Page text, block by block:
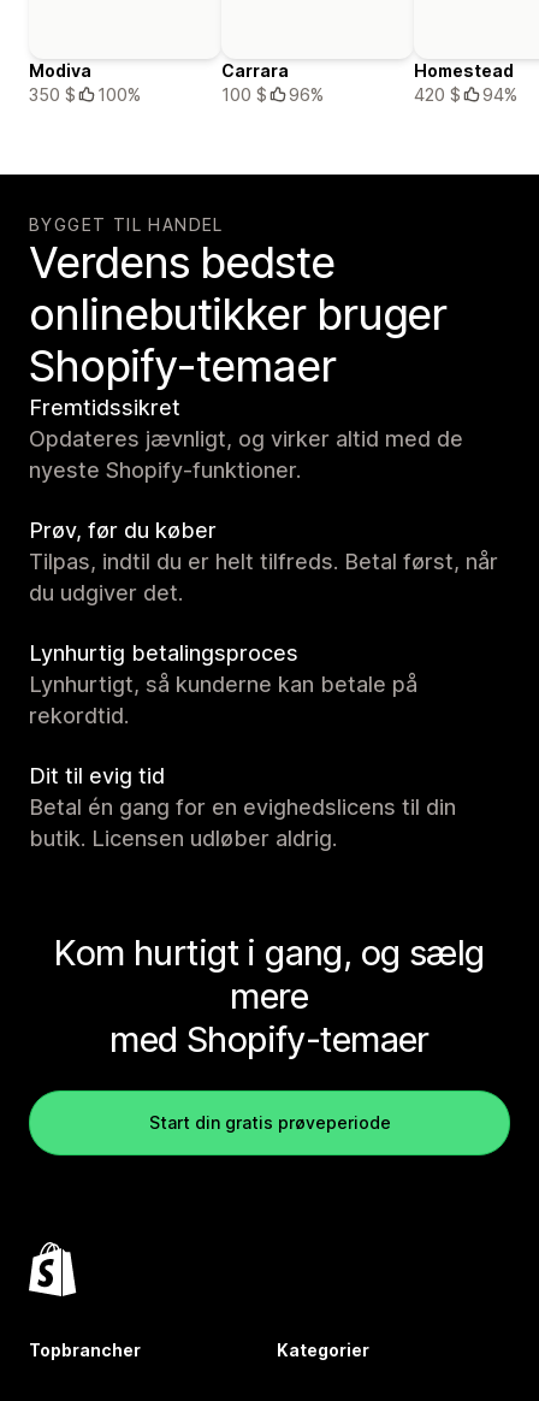
Modiva
350 $
100%
Carrara
100 $
96%
Homestead
420 $
94%
BYGGET TIL HANDEL
Verdens bedste
onlinebutikker bruger
Shopify-temaer
Fremtidssikret
Opdateres jævnligt, og virker altid med de
nyeste Shopify-funktioner.
Prøv, før du køber
Tilpas, indtil du er helt tilfreds. Betal først, når
du udgiver det.
Lynhurtig betalingsproces
Lynhurtigt, så kunderne kan betale på
rekordtid.
Dit til evig tid
Betal én gang for en evighedslicens til din
butik. Licensen udløber aldrig.
Kom hurtigt i gang, og sælg
mere
med Shopify-temaer
Start din gratis prøveperiode
Topbrancher Kategorier